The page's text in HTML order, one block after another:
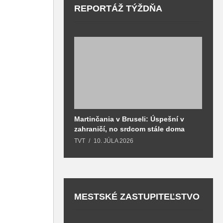
REPORTÁŽ TÝŽDŇA
Martinčania v Bruseli: Úspešní v
zahraničí, no srdcom stále doma
TVT 10. JÚLA 2026
MESTSKÉ ZASTUPITEĽSTVO